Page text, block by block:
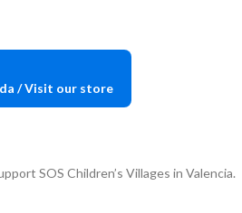
/ Visit our store
SOS Children’s Villages in Valencia.